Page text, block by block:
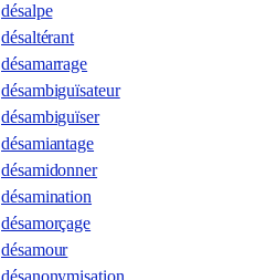
désalpe
désaltérant
désamarrage
désambiguïsateur
désambiguïser
désamiantage
désamidonner
désamination
désamorçage
désamour
désanonymisation